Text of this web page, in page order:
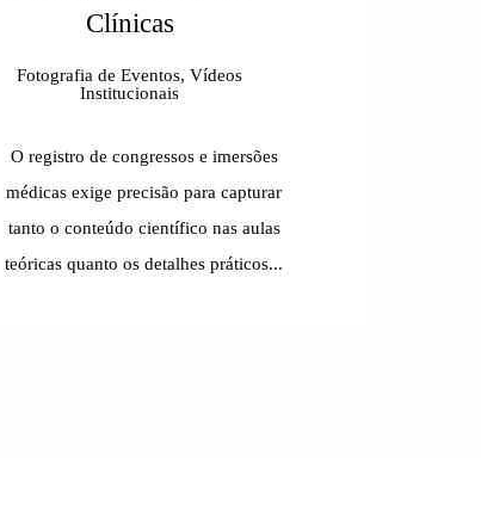
Clínicas
Fotografia de Eventos, Vídeos
Institucionais
O registro de congressos e imersões
médicas exige precisão para capturar
tanto o conteúdo científico nas aulas
teóricas quanto os detalhes práticos...